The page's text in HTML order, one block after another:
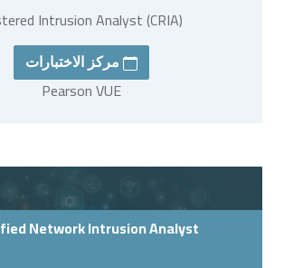
Intrusion Analyst (CRIA)
مركز الاختبارات
Pearson VUE
Network Intrusion Analyst